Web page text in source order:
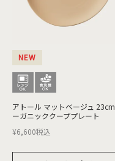
NEW
アトール マットベージュ
ーガニッククーププレート
¥6,600税込